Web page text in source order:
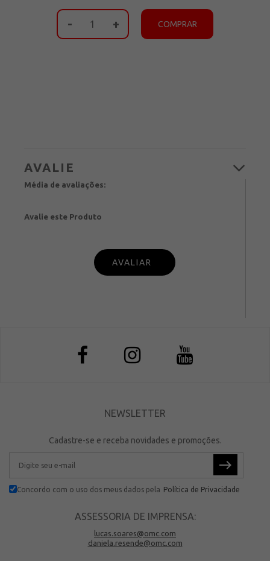
- + COMPRAR
Média de avaliações:
Avalie este Produto
NEWSLETTER
Cadastre-se e receba novidades e promoções.
Concordo com o uso dos meus dados pela Política de Privacidade
ASSESSORIA DE IMPRENSA:
lucas.soares@omc.com
daniela.resende@omc.com